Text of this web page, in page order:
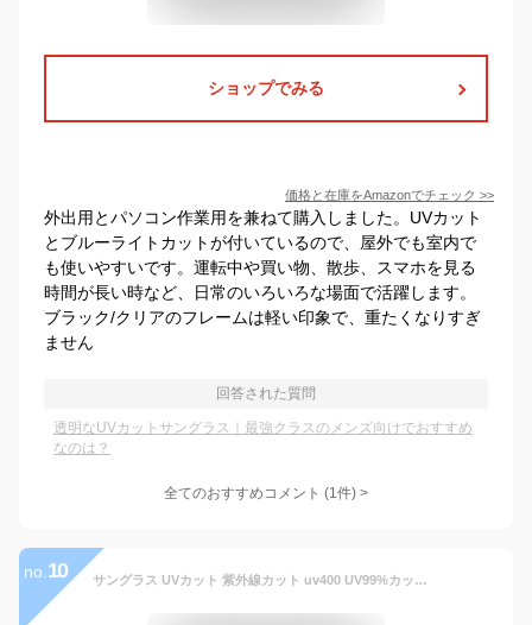
ショップでみる
価格と在庫をAmazonでチェック >>
外出用とパソコン作業用を兼ねて購入しました。UVカット
とブルーライトカットが付いているので、屋外でも室内で
も使いやすいです。運転中や買い物、散歩、スマホを見る
時間が長い時など、日常のいろいろな場面で活躍します。
ブラック/クリアのフレームは軽い印象で、重たくなりすぎ
ません
回答された質問
透明なUVカットサングラス｜最強クラスのメンズ向けでおすすめ
なのは？
全てのおすすめコメント (1件) >
no. 10 サングラス UVカット 紫外線カット uv400 UV99%カット ボストン メタルフレーム メタル メンズ レディース 運転用 カラーレンズ大きめレンズ BIGフレーム